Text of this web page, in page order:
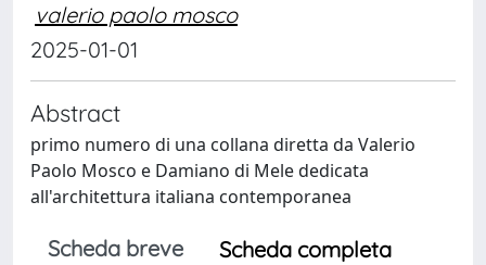
valerio paolo mosco
2025-01-01
Abstract
primo numero di una collana diretta da Valerio
Paolo Mosco e Damiano di Mele dedicata
all'architettura italiana contemporanea
Scheda breve
Scheda completa